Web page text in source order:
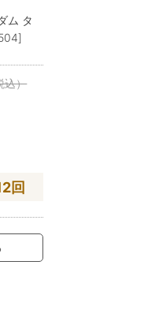
ム タ
込）
回